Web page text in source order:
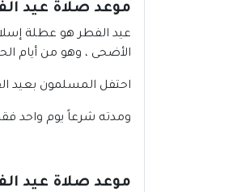
موعد صلاة عيد الفطر 2022 ابو ظبي |
عيد الفطر هو عطلة
الأضحى ، وهو من أيام
احتفل المسلمون بعيد
ومدته شرعاً يوم واحد
موعد صلاة عيد الفطر 2022 ابو ظبي |